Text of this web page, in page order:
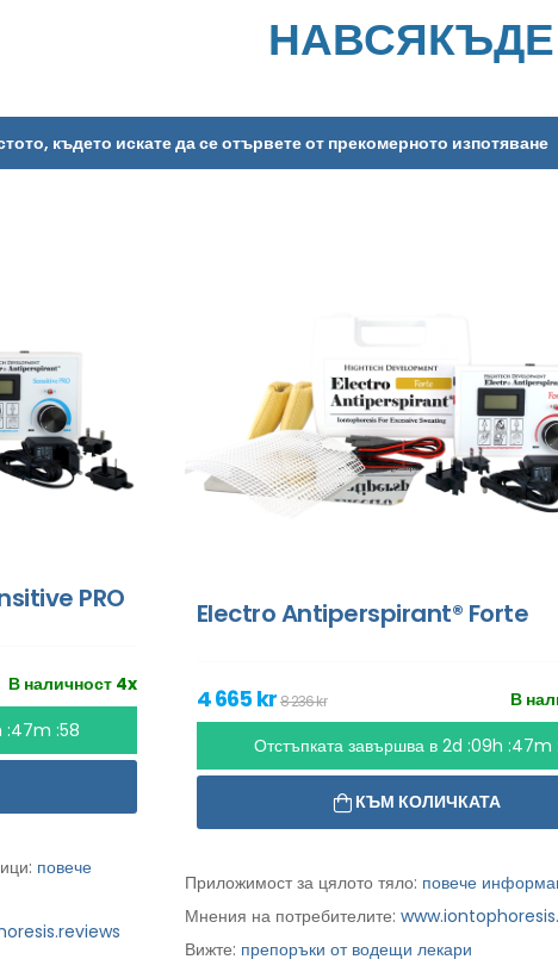
НАВСЯКЪДЕ
където искате да се отървете от прекомерното изпотяване
PRO
В наличност 4x
:47m :56
повече
Electro Antiperspirant® Forte
В
4 665 kr8 236 kr
Отстъпката завършва в 2d :09h :47m
КЪМ КОЛИЧКАТА
Приложимост за цялото тяло: повече
Мнения на потребителите:
Вижте: препоръки от водещи лекари